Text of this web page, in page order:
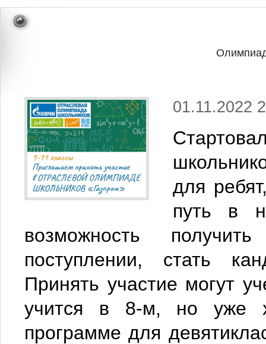
01.11.2022
для
путь в
возможность
поступлении, стать
Принять участие могут
учится в 8-м, но уже
программе для